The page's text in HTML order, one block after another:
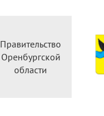
Правительство
Оренбургской
области